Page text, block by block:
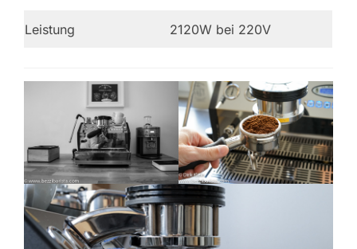
Leistung 2120W bei 220V